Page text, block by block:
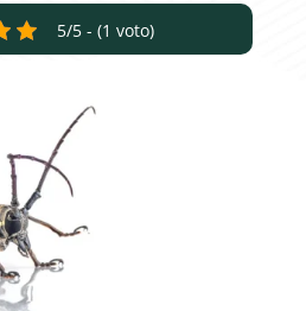
5/5 - (1 voto)